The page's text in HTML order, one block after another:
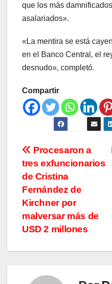
que los más
asalariados».
«La mentira se está
en el Banco Central, el
desnudo», completó.
Compartir
Navegación
de
entradas
Procesaron a
tres exfuncionarios
de Cristina
Fernández de
Kirchner por
malversar más de
USD 2 millones